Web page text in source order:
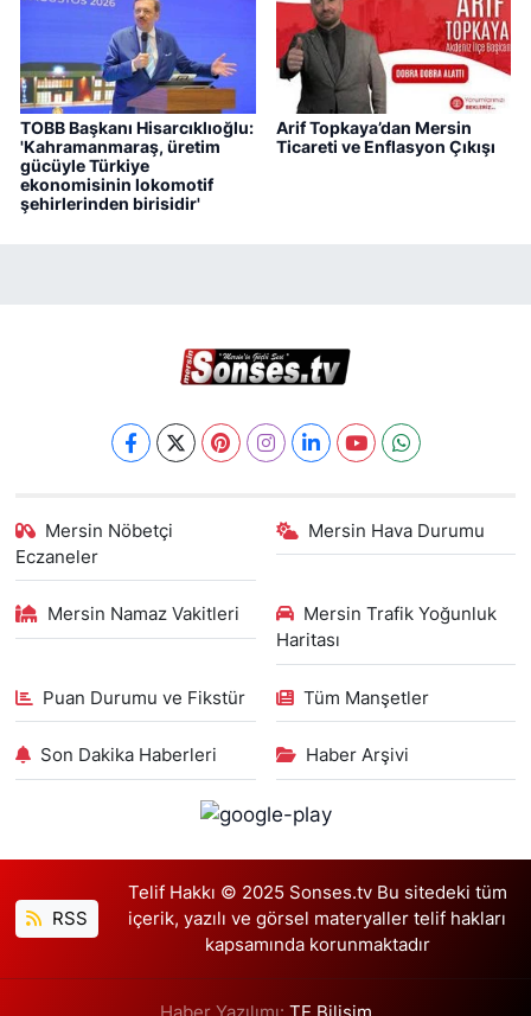
TOBB Başkanı Hisarcıklıoğlu:
'Kahramanmaraş, üretim
gücüyle Türkiye
ekonomisinin lokomotif
şehirlerinden birisidir'
Arif Topkaya’dan Mersin
Ticareti ve Enflasyon Çıkışı
Mersin Nöbetçi
Eczaneler
Mersin Hava Durumu
Mersin Namaz Vakitleri
Mersin Trafik Yoğunluk
Haritası
Puan Durumu ve Fikstür Tüm Manşetler
Son Dakika Haberleri Haber Arşivi
RSS
Telif Hakkı © 2025 Sonses.tv Bu sitedeki tüm
içerik, yazılı ve görsel materyaller telif hakları
kapsamında korunmaktadır